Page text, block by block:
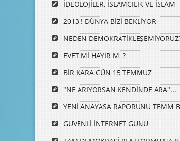
İDEOLOJİLER, İSLAMCILIK VE İSLAM
2013 ! DÜNYA BİZİ BEKLİYOR
NEDEN
EVET Mİ HAYIR MI ?
BİR KARA GÜN 15 TEMMUZ
"NE ARIYORSAN KENDİNDE ARA"...
YENİ ANAYASA RAPORUNU TBMM
GÜVENLİ İNTERNET GÜNÜ